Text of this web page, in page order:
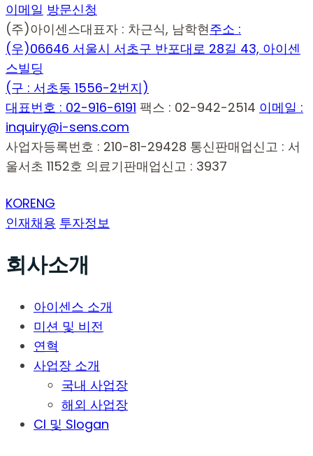
이메일 방문신청
(주)아이센스대표자 : 차근식, 남학현주소 :
(우)06646 서울시 서초구 반포대로 28길 43, 아이센
스빌딩
(구 : 서초동 1556-2번지)
대표번호 : 02-916-6191 팩스 : 02-942-2514 이메일 :
inquiry@i-sens.com
사업자등록번호 : 210-81-29428 통신판매업신고 : 서
울서초 1152호 의료기판매업신고 : 3937
KORENG
인재채용 투자정보
회사소개
아이센스 소개
미션 및 비전
연혁
사업장 소개
국내 사업장
해외 사업장
CI 및 Slogan